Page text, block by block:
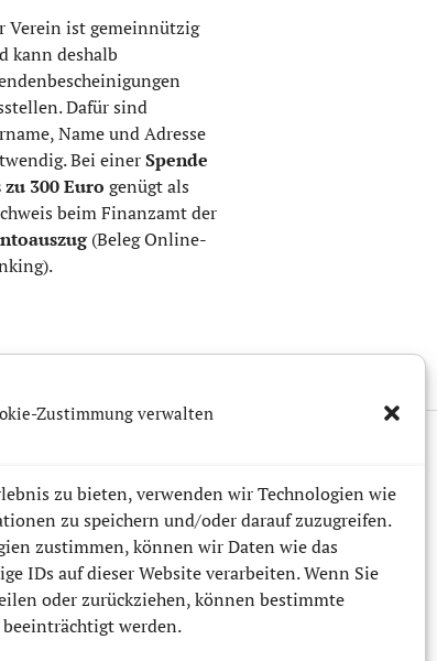
Zustimmung verwalten
zu bieten, verwenden wir Technologien wie
zu speichern und/oder darauf zuzugreifen.
zustimmen, können wir Daten wie das
IDs auf dieser Website verarbeiten. Wenn Sie
oder zurückziehen, können bestimmte
werden.
Verein ist gemeinnützig
kann deshalb
Dafür sind
Name und Adresse
Bei einerSpende
zu 300 Euro genügt als
beim Finanzamt der
(Beleg Online-